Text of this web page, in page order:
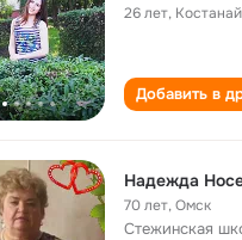
26 лет, Костанай
Добавить в
Надежда
70 лет,Омск
Стежинская